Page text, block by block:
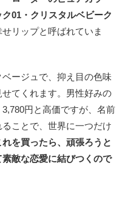
01・クリスタルベビーク
リップと呼ばれていま
ージュで、抑え目の色味
てくれます。男性好みの
円と高価ですが、名前
ことで、世界に一つだけ
れを買ったら、頑張ろうと
敵な恋愛に結びつくので